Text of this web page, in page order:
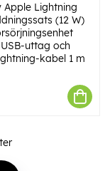
Lightning
(12 W)
uttag och
kabel 1 m